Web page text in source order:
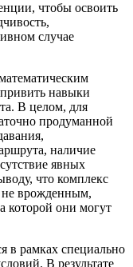
чтобы освоить
случае
навыки
В целом, для
продуманной
наличие
явных
что комплекс
не врожденным,
которой они могут
в рамках специально
В результате